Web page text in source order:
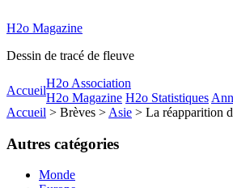
H2o Magazine
Dessin de tracé de fleuve
Accueil
H2o Association
H2o Magazine H2o Statistiques
Accueil > Brèves > Asie > La réapparition
Autres catégories
Monde